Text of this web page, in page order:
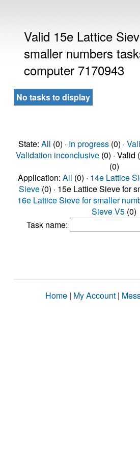
Valid 15e Lattice
smaller numbers
computer 7170943
No tasks to display
State: All (0) · In progress(0) ·
Validation inconclusive(0) · Valid
(0)
Application: All (0) · 14e Lattice
Sieve (0) · 15e Lattice Sieve for
16e Lattice Sieve for smaller
Sieve V5 (0)
Task name:
Home | My Account |